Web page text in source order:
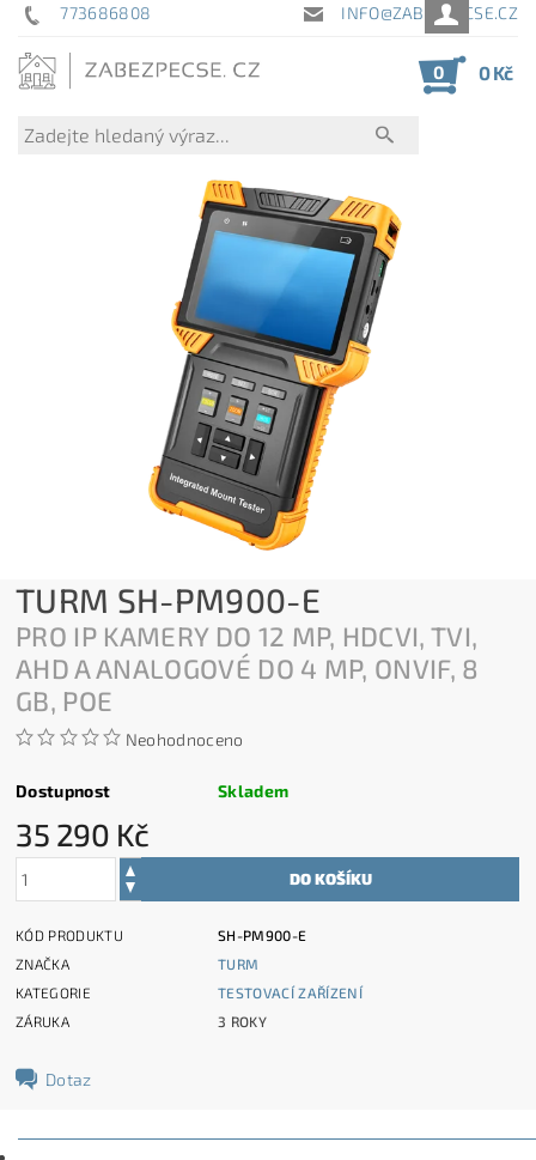
773686808 INFO@ZABEZPECSE.CZ
0 0 Kč
TURM SH-PM900-E
PRO IP KAMERY DO 12 MP, HDCVI, TVI,
AHD A ANALOGOVÉ DO 4 MP, ONVIF, 8
GB, POE
Neohodnoceno
Dostupnost Skladem
35 290 Kč
KÓD PRODUKTU
SH-PM900-E
ZNAČKA
TURM
KATEGORIE
TESTOVACÍ ZAŘÍZENÍ
ZÁRUKA
3 ROKY
Dotaz